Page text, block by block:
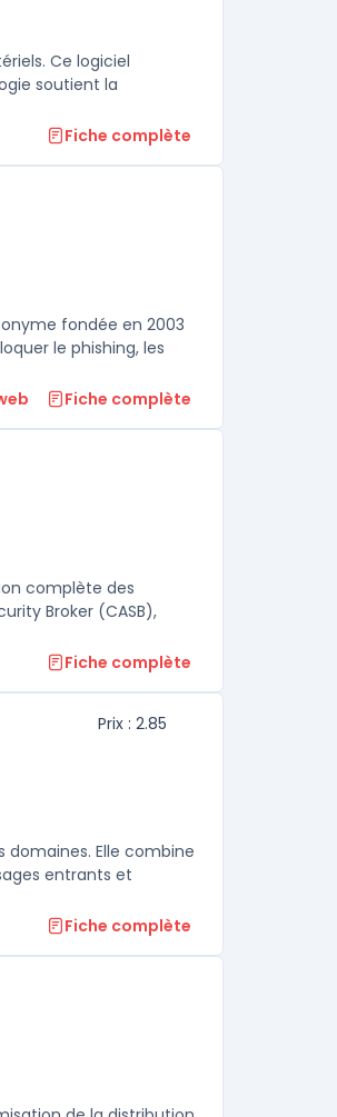
Ce logiciel
soutient la
Fiche complète
fondée en 2003
le phishing, les
Fiche complète
complète des
Broker (CASB),
Fiche complète
Prix : 2.85
Elle combine
entrants et
Fiche complète